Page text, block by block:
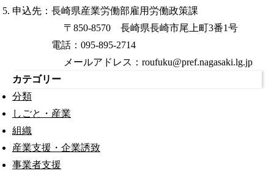
申込先：長崎県産業労働部雇用労働政策課
〒850-8570 長崎県長崎市尾上町3番1号
電話：095-895-2714
メールアドレス：roufuku@pref.nagasaki.lg.jp
カテゴリー
分類
しごと・産業
組織
産業支援・企業誘致
事業者支援